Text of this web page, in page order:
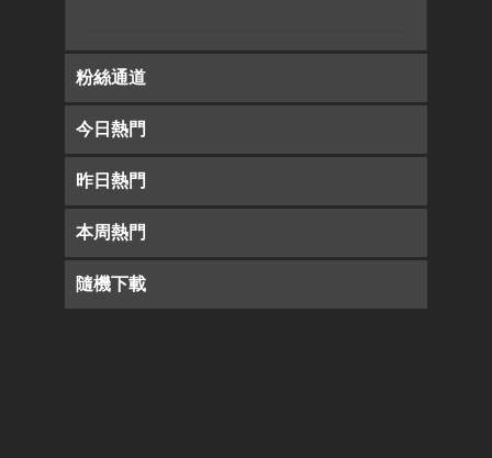
粉絲通道
今日熱門
昨日熱門
本周熱門
隨機下載